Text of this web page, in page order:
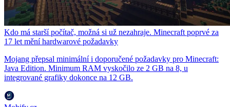
Kdo má starší počítač, možná si už nezahraje. Minecraft poprvé za
17 let mění hardwarové požadavky
Mojang přepsal minimální i doporučené požadavky pro Minecraft:
Java Edition. Minimum RAM vyskočilo ze 2 GB na 8, u
integrované grafiky dokonce na 12 GB.